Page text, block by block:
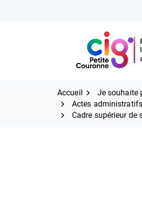
CIG
CIG Petite Couronne
Expertise et
les grands défis
aujourd'hui et
Accueil Je souhaite
Actes
Cadre supérieur